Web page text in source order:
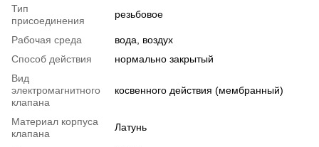
Тип
присоединения
резьбовое
Рабочая среда
вода, воздух
Способ действия
нормально закрытый
Вид
электромагнитного
клапана
косвенного действия (мембранный)
Материал корпуса
клапана
Латунь